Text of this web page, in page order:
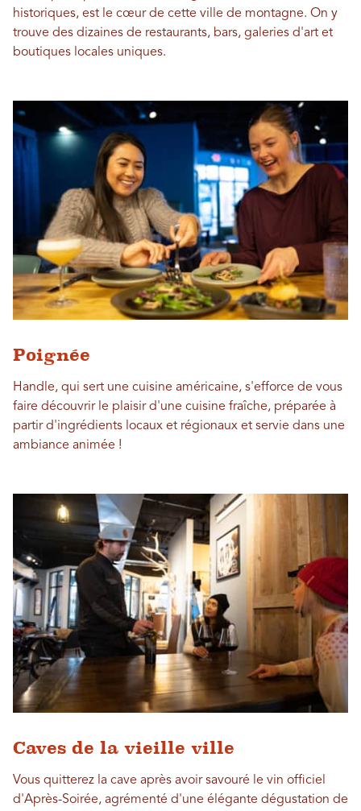
historiques, est le cœur de cette ville de montagne. On y
trouve des dizaines de restaurants, bars, galeries d'art et
boutiques locales uniques.
Poignée
Handle, qui sert une cuisine américaine, s'efforce de vous
faire découvrir le plaisir d'une cuisine fraîche, préparée à
partir d'ingrédients locaux et régionaux et servie dans une
ambiance animée !
Caves de la vieille ville
Vous quitterez la cave après avoir savouré le vin officiel
d'Après-Soirée, agrémenté d'une élégante dégustation de